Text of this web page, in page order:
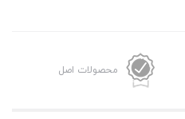
محصولات اصل